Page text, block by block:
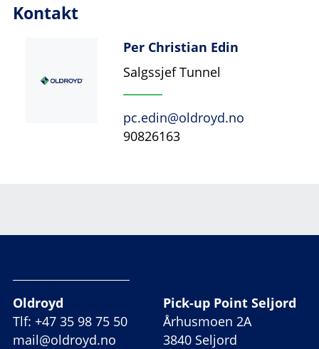
Kontakt
Per Christian Edin
Salgssjef Tunnel
pc.edin@oldroyd.no
90826163
Oldroyd
Tlf: +47 35 98 75 50
mail@oldroyd.no
Pick-up Point Seljord
Århusmoen 2A
3840 Seljord